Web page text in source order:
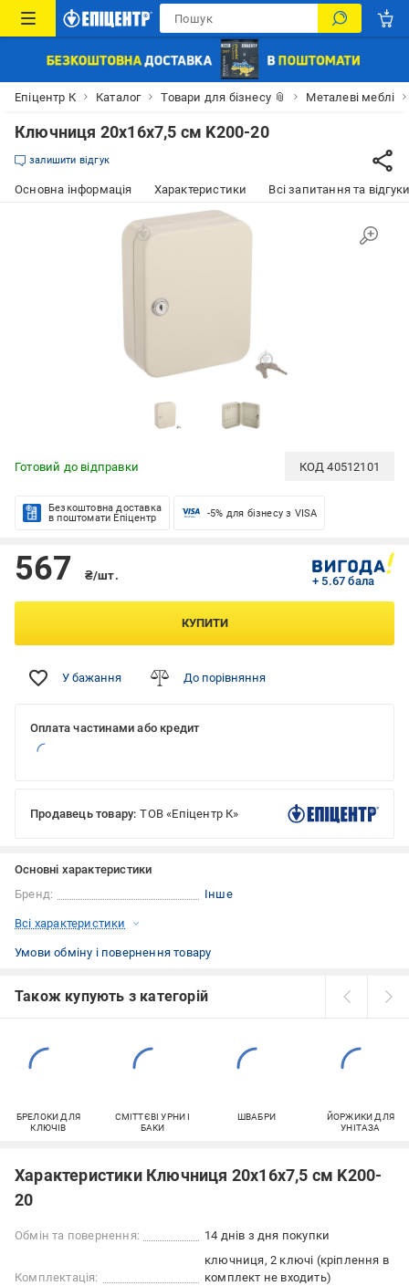
Епіцентр К Каталог Товари для бізнесу 📎 Металеві меблі
Ключниця 20x16x7,5 см K200-20
залишити відгук
Основна інформація Характеристики Всі запитання та
Готовий до відправки КОД40512101
Безкоштовна доставка
в поштомати Епіцентр
-5% для бізнесу з VISA
567 ₴/шт. + 5.67 бала
КУПИТИ
У бажання До порівняння
Оплата частинами або кредит
Продавець товару: ТОВ «Епіцентр К»
Основні характеристики
Бренд:
Інше
Всі характеристики
Умови обміну і повернення товару
Також купують з категорій
БРЕЛОКИ ДЛЯ
КЛЮЧІВ
СМІТТЄВІ УРНИ І
БАКИ
ШВАБРИ
ЙОРЖИКИ ДЛЯ
УНІТАЗА
Характеристики Ключниця 20x16x7,5 см K200-
20
Обмін та повернення: 14 днів з дня покупки
Комплектація:
ключниця, 2 ключі (кріплення в
комплект не входить)